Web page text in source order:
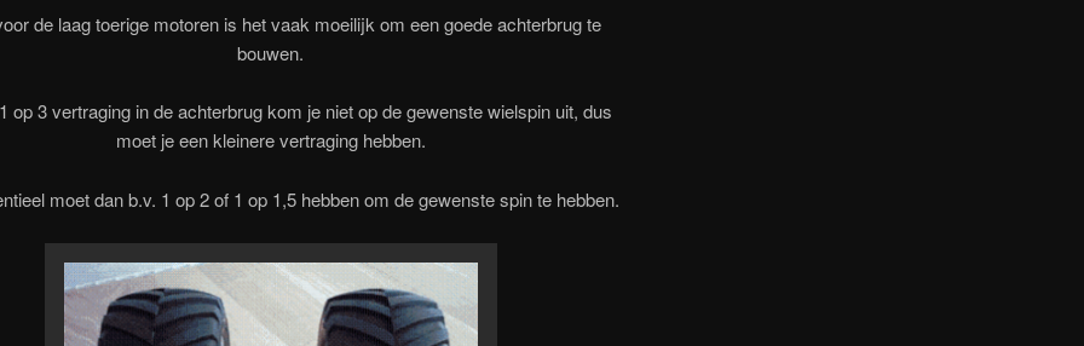
de laag toerige motoren is het vaak moeilijk om een goede achterbrug te
bouwen.
op 3 vertraging in de achterbrug kom je niet op de gewenste wielspin uit, dus
moet je een kleinere vertraging hebben.
moet dan b.v. 1 op 2 of 1 op 1,5 hebben om de gewenste spin te hebben.